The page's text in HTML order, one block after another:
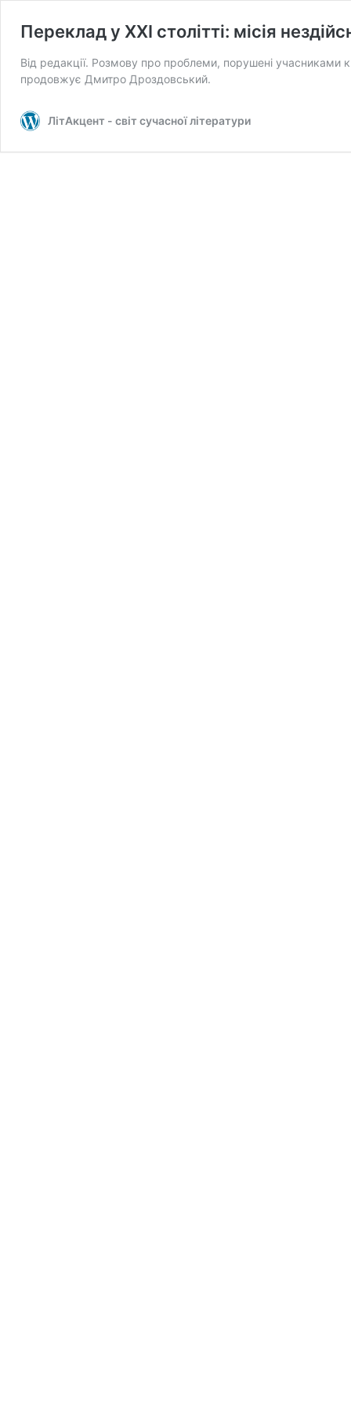
Переклад у ХХІ столітті: місія
Від редакції. Розмову про проблеми, порушені учасниками
продовжує Дмитро Дроздовський.
ЛітАкцент - світ сучасної літератури